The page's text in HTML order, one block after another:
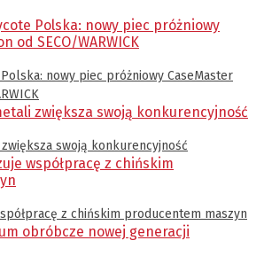
nowy piec próżniowy CaseMaster
swoją konkurencyjność
z chińskim producentem maszyn